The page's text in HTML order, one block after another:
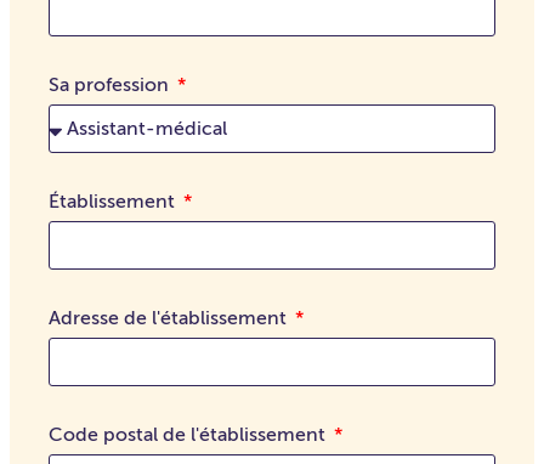
Sa profession
Établissement
Adresse de l'établissement
Code postal de l'établissement